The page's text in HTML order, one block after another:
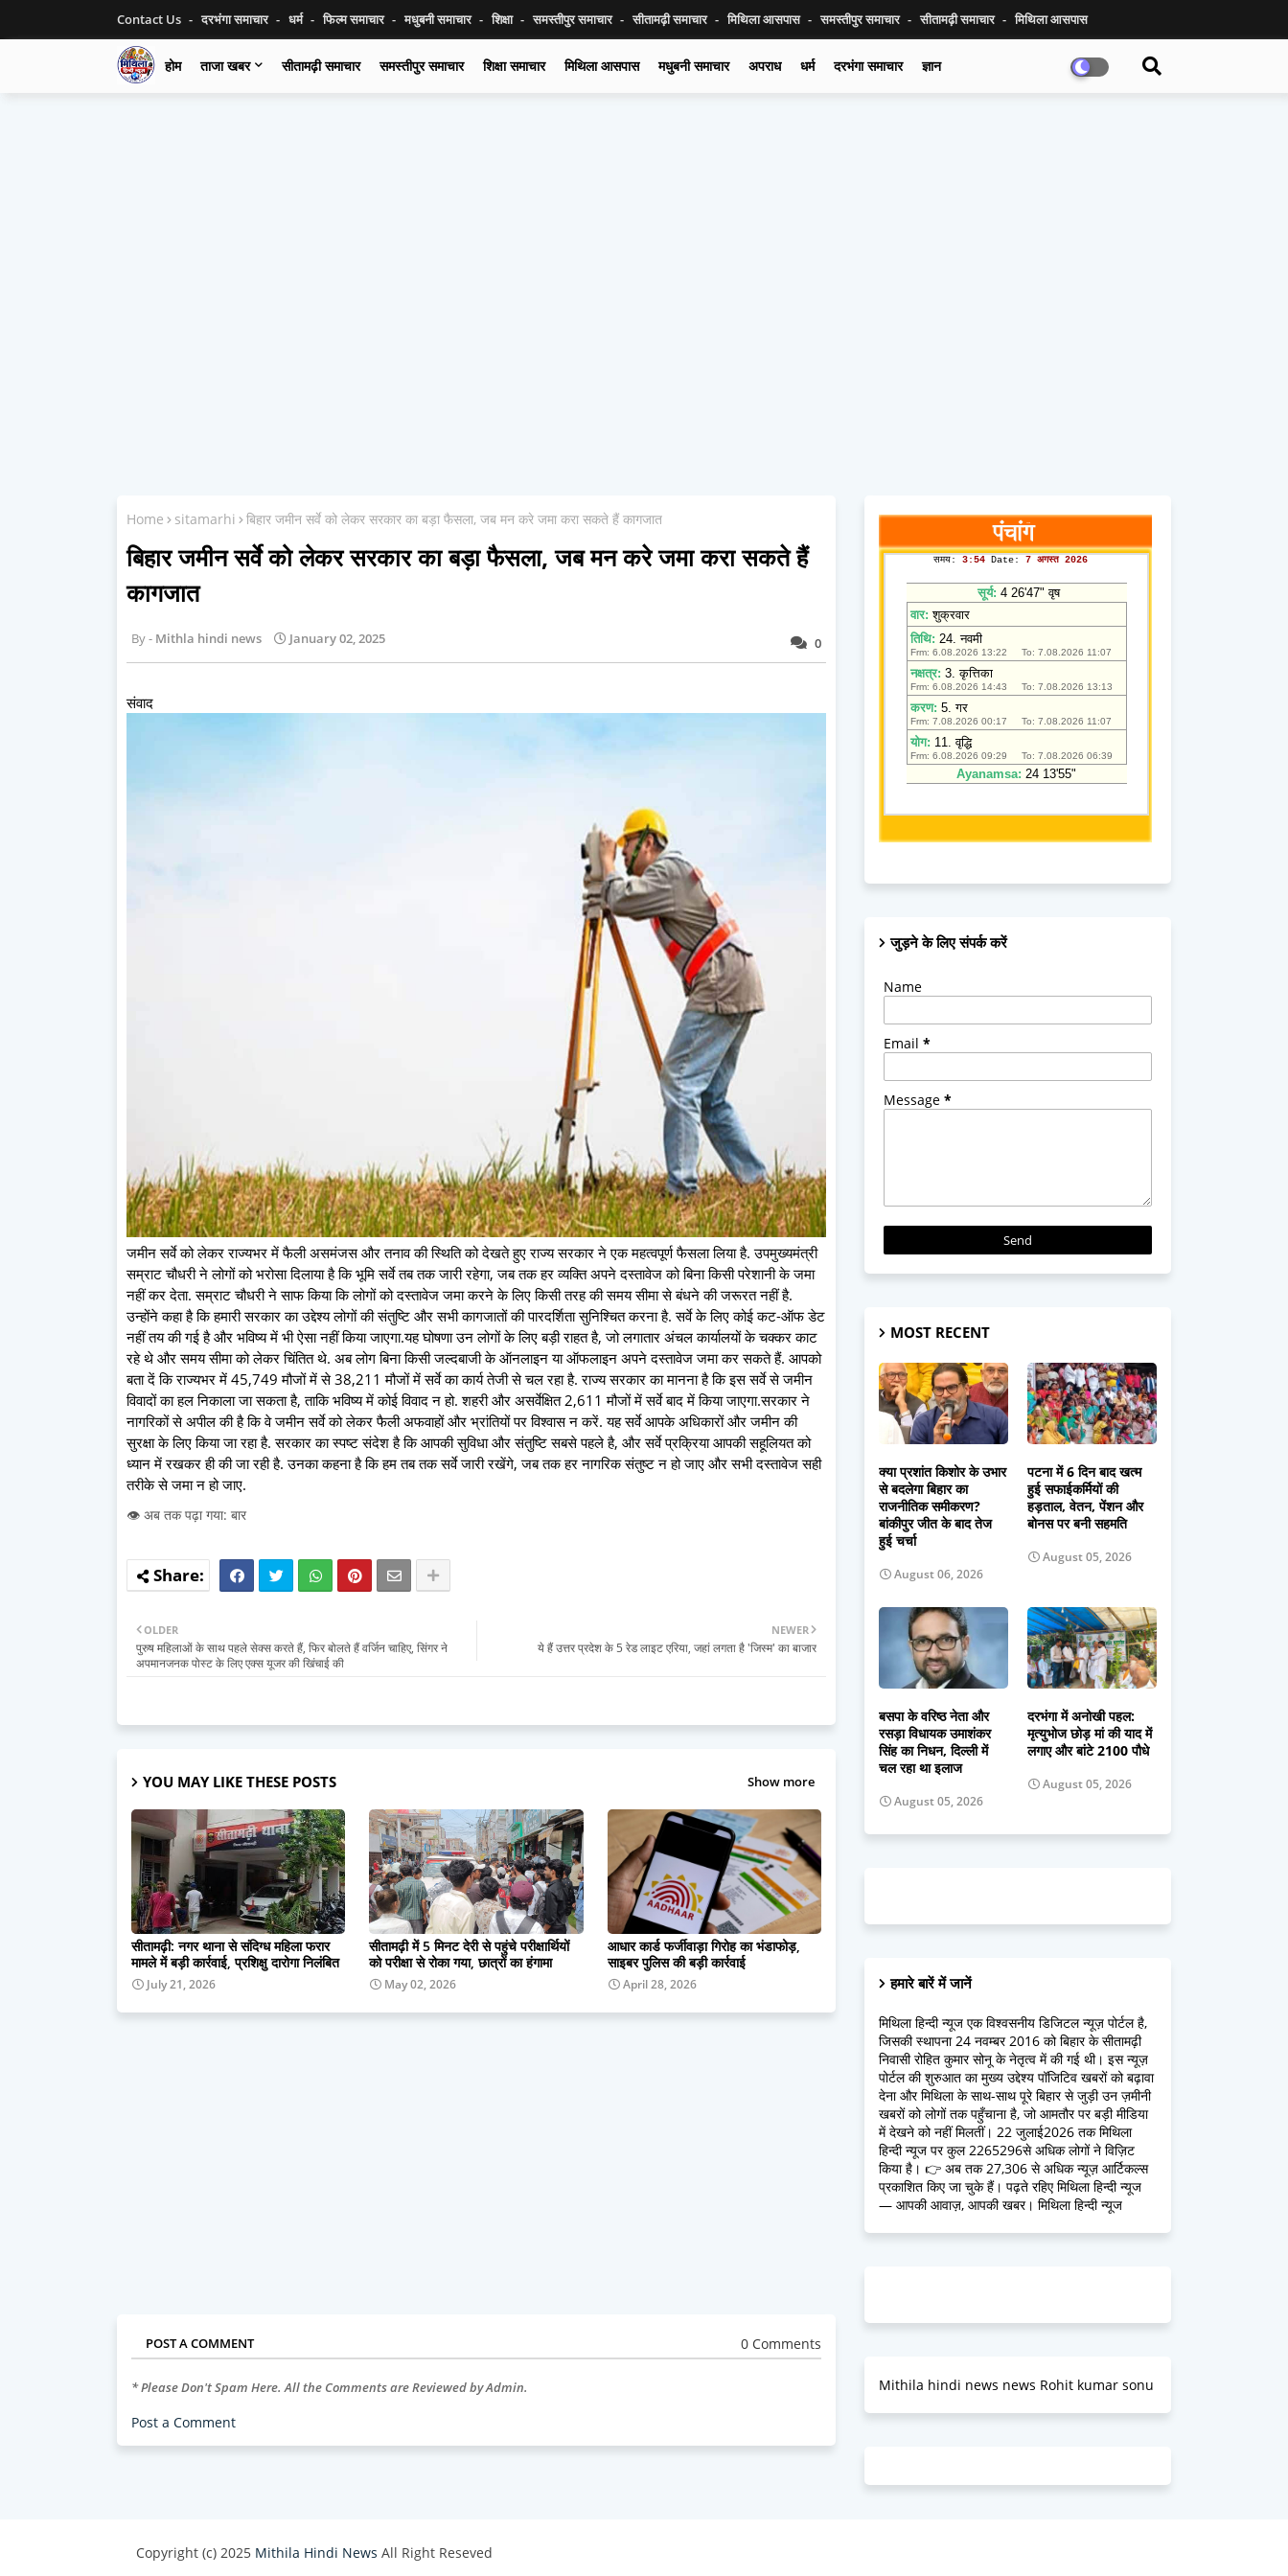
Contact Us दरभंगा समाचार धर्म फिल्म समाचार मधुबनी समाचार शिक्षा समस्तीपुर समाचार सीतामढ़ी समाचार मिथिला आसपास समस्तीपुर समाचार सीतामढ़ी समाचार मिथिला आसपास
होम ताजा खबर सीतामढ़ी समाचार समस्तीपुर समाचार शिक्षा समाचार मिथिला आसपास मधुबनी समाचार अपराध धर्म दरभंगा समाचार ज्ञान
Home sitamarhi बिहार जमीन सर्वे को लेकर सरकार का बड़ा फैसला, जब मन करे जमा करा सकते हैं कागजात
बिहार जमीन सर्वे को लेकर सरकार का बड़ा फैसला, जब मन करे जमा करा सकते हैं
कागजात
0
Mithla hindi news January 02, 2025
संवाद
जमीन सर्वे को लेकर राज्यभर में फैली असमंजस और तनाव की स्थिति को देखते हुए राज्य सरकार ने एक महत्वपूर्ण फैसला लिया है. उपमुख्यमंत्री
सम्राट चौधरी ने लोगों को भरोसा दिलाया है कि भूमि सर्वे तब तक जारी रहेगा, जब तक हर व्यक्ति अपने दस्तावेज को बिना किसी परेशानी के जमा
नहीं कर देता. सम्राट चौधरी ने साफ किया कि लोगों को दस्तावेज जमा करने के लिए किसी तरह की समय सीमा से बंधने की जरूरत नहीं है.
उन्होंने कहा है कि हमारी सरकार का उद्देश्य लोगों की संतुष्टि और सभी कागजातों की पारदर्शिता सुनिश्चित करना है. सर्वे के लिए कोई कट-ऑफ डेट
नहीं तय की गई है और भविष्य में भी ऐसा नहीं किया जाएगा.यह घोषणा उन लोगों के लिए बड़ी राहत है, जो लगातार अंचल कार्यालयों के चक्कर काट
रहे थे और समय सीमा को लेकर चिंतित थे. अब लोग बिना किसी जल्दबाजी के ऑनलाइन या ऑफलाइन अपने दस्तावेज जमा कर सकते हैं. आपको
बता दें कि राज्यभर में 45,749 मौजों में से 38,211 मौजों में सर्वे का कार्य तेजी से चल रहा है. राज्य सरकार का मानना है कि इस सर्वे से जमीन
विवादों का हल निकाला जा सकता है, ताकि भविष्य में कोई विवाद न हो. शहरी और असर्वेक्षित 2,611 मौजों में सर्वे बाद में किया जाएगा.सरकार ने
नागरिकों से अपील की है कि वे जमीन सर्वे को लेकर फैली अफवाहों और भ्रांतियों पर विश्वास न करें. यह सर्वे आपके अधिकारों और जमीन की
सुरक्षा के लिए किया जा रहा है. सरकार का स्पष्ट संदेश है कि आपकी सुविधा और संतुष्टि सबसे पहले है, और सर्वे प्रक्रिया आपकी सहूलियत को
ध्यान में रखकर ही की जा रही है. उनका कहना है कि हम तब तक सर्वे जारी रखेंगे, जब तक हर नागरिक संतुष्ट न हो जाए और सभी दस्तावेज सही
तरीके से जमा न हो जाए.
👁️ अब तक पढ़ा गया: बार
NEWER
ये हैं उत्तर प्रदेश के 5 रेड लाइट एरिया, जहां लगता है 'जिस्म' का बाजार
OLDER
पुरुष महिलाओं के साथ पहले सेक्स करते हैं, फिर बोलते हैं वर्जिन चाहिए, सिंगर ने
अपमानजनक पोस्ट के लिए एक्स यूजर की खिंचाई की
YOU MAY LIKE THESE POSTS Show more
सीतामढ़ी: नगर थाना से संदिग्ध महिला फरार
मामले में बड़ी कार्रवाई, प्रशिक्षु दारोगा निलंबित
July 21, 2026
सीतामढ़ी में 5 मिनट देरी से पहुंचे परीक्षार्थियों
को परीक्षा से रोका गया, छात्रों का हंगामा
May 02, 2026
आधार कार्ड फर्जीवाड़ा गिरोह का भंडाफोड़,
साइबर पुलिस की बड़ी कार्रवाई
April 28, 2026
POST A COMMENT 0 Comments
* Please Don't Spam Here. All the Comments are Reviewed by Admin.
Post a Comment
जुड़ने के लिए संपर्क करें
Name
Email *
Message *
MOST RECENT
क्या प्रशांत किशोर के उभार
से बदलेगा बिहार का
राजनीतिक समीकरण?
बांकीपुर जीत के बाद तेज
हुई चर्चा
August 06, 2026
पटना में 6 दिन बाद खत्म
हुई सफाईकर्मियों की
हड़ताल, वेतन, पेंशन और
बोनस पर बनी सहमति
August 05, 2026
बसपा के वरिष्ठ नेता और
रसड़ा विधायक उमाशंकर
सिंह का निधन, दिल्ली में
चल रहा था इलाज
August 05, 2026
दरभंगा में अनोखी पहल:
मृत्युभोज छोड़ मां की याद में
लगाए और बांटे 2100 पौधे
August 05, 2026
हमारे बारें में जानें
मिथिला हिन्दी न्यूज एक विश्वसनीय डिजिटल न्यूज़ पोर्टल है,
जिसकी स्थापना 24 नवम्बर 2016 को बिहार के सीतामढ़ी
निवासी रोहित कुमार सोनू के नेतृत्व में की गई थी। इस न्यूज़
पोर्टल की शुरुआत का मुख्य उद्देश्य पॉजिटिव खबरों को बढ़ावा
देना और मिथिला के साथ-साथ पूरे बिहार से जुड़ी उन ज़मीनी
खबरों को लोगों तक पहुँचाना है, जो आमतौर पर बड़ी मीडिया
में देखने को नहीं मिलतीं। 22 जुलाई2026 तक मिथिला
हिन्दी न्यूज पर कुल 2265296से अधिक लोगों ने विज़िट
किया है। 👉 अब तक 27,306 से अधिक न्यूज़ आर्टिकल्स
प्रकाशित किए जा चुके हैं। पढ़ते रहिए मिथिला हिन्दी न्यूज
— आपकी आवाज़, आपकी खबर। मिथिला हिन्दी न्यूज
Mithila hindi news news Rohit kumar sonu
Copyright (c) 2025 Mithila Hindi News All Right Reseved